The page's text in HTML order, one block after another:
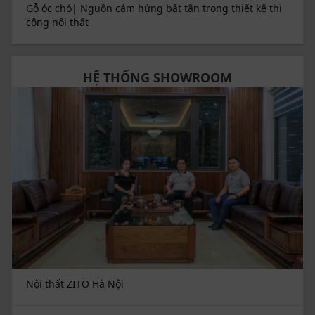
Một điểm nhấn khác là hệ tủ quần áo kính trong suốt
kết hợp viền gỗ óc chó sẫm màu, vừa hiện đại vừa tôn
ưu từng góc diện tích khiến căn phòng không hề chật
chội, trái lại còn tăng chiều sâu thị giác. Bàn trang
điểm bo tròn tinh xảo đặt cạnh cửa sổ lớn, nơi ánh
sáng tự nhiên tràn ngập, tạo nên sự cân bằng giữa sự
Bên cạnh đó, việc bố trí nội thất chú trọng tính liên kết:
kệ tivi gắn tường thanh thoát, giường gỗ dáng thấp
cùng sàn gỗ đồng bộ, tất cả tạo nên một tổng thể
sang trọng nhưng gần gũi. Đây không chỉ là nơi nghỉ
ngơi, mà còn là không gian riêng tư được trau chuốt
đến từng chi tiết, phản ánh gu thẩm mỹ tinh tế và
phong cách sống của chủ nhân.
Gỗ óc chó| Nguồn cảm hứng bất tận trong thiết kế thi
công nội thất
HỆ THỐNG SHOWROOM
Nội thất ZITO Hà Nội